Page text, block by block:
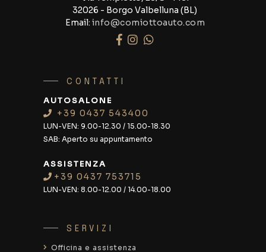
32026 - Borgo Valbelluna (BL)
Email: info@comiottoauto.com
CONTATTI
AUTOSALONE
+39 0437 543400
LUN-VEN: 9.00-12.30 / 15.00-18.30
SAB: Aperto su appuntamento
ASSISTENZA
+39 0437 753715
LUN-VEN: 8.00-12.00 / 14.00-18.00
SERVIZI
Officina e assistenza